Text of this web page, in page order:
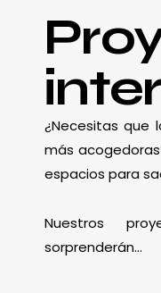
¿Necesitas que
más
espacios para
Nuestros
sorprenderán…